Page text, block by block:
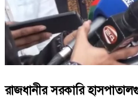
রাজধানীর সরকারি